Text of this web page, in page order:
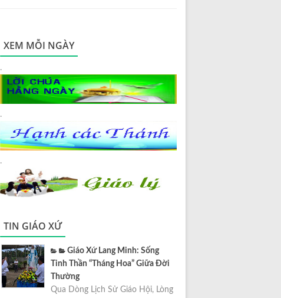
XEM MỖI NGÀY
.
.
.
TIN GIÁO XỨ
Giáo Xứ Lang Minh: Sống
Tinh Thần “Tháng Hoa” Giữa Đời
Thường
Qua Dòng Lịch Sử Giáo Hội, Lòng